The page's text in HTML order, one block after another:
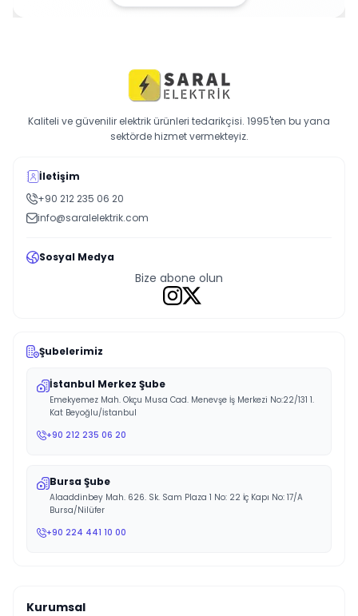
lehimleme işlemlerinizi kolaylaştırın!
Kaliteli ve güvenilir elektrik ürünleri tedarikçisi. 1995'ten bu yana
sektörde hizmet vermekteyiz.
İletişim
+90 212 235 06 20
info@saralelektrik.com
Sosyal Medya
Bize abone olun
Şubelerimiz
İstanbul Merkez Şube
Emekyemez Mah. Okçu Musa Cad. Menevşe İş Merkezi No:22/131 1.
Kat Beyoğlu/İstanbul
+90 212 235 06 20
Bursa Şube
Alaaddinbey Mah. 626. Sk. Sam Plaza 1 No: 22 İç Kapı No: 17/A
Bursa/Nilüfer
+90 224 441 10 00
Kurumsal